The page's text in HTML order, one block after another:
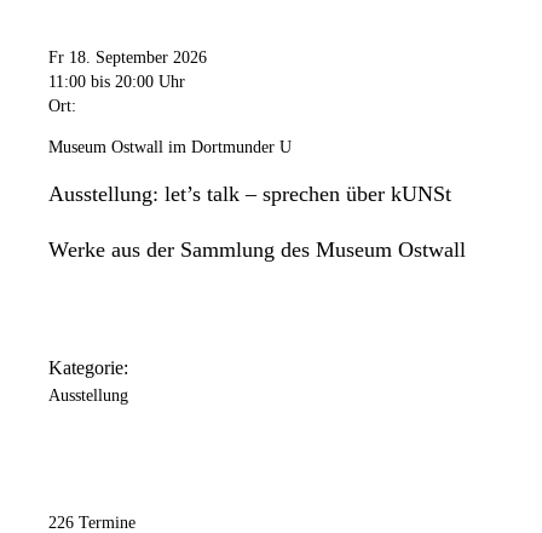
Fr 18. September 2026
11:00 bis 20:00 Uhr
Ort:
Museum Ostwall im Dortmunder U
Ausstellung: let’s talk – sprechen über kUNSt
Werke aus der Sammlung des Museum Ostwall
Kategorie:
Ausstellung
226 Termine